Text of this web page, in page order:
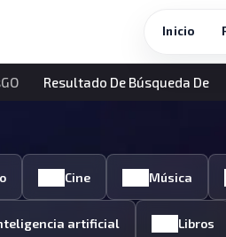
Inicio
Resultado De Búsqueda De
Cine Música
artificial Libros